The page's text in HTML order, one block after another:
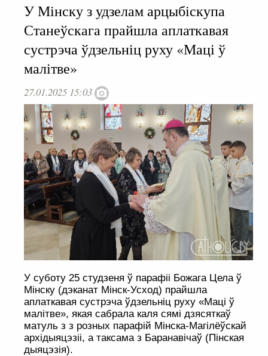
У Мінску з удзелам арцыбіскупа
Станеўскага прайшла аплаткавая
сустрэча ўдзельніц руху «Маці ў
малітве»
27.01.2025 15:03
У суботу 25 студзеня ў парафіі Божага Цела ў
Мінску (дэканат Мінск-Усход) прайшла
аплаткавая сустрэча ўдзельніц руху «Маці ў
малітве», якая сабрала каля сямі дзясяткаў
матуль з з розных парафій Мінска-Магілёўскай
архідыяцэзіі, а таксама з Баранавічаў (Пінская
дыяцэзія).